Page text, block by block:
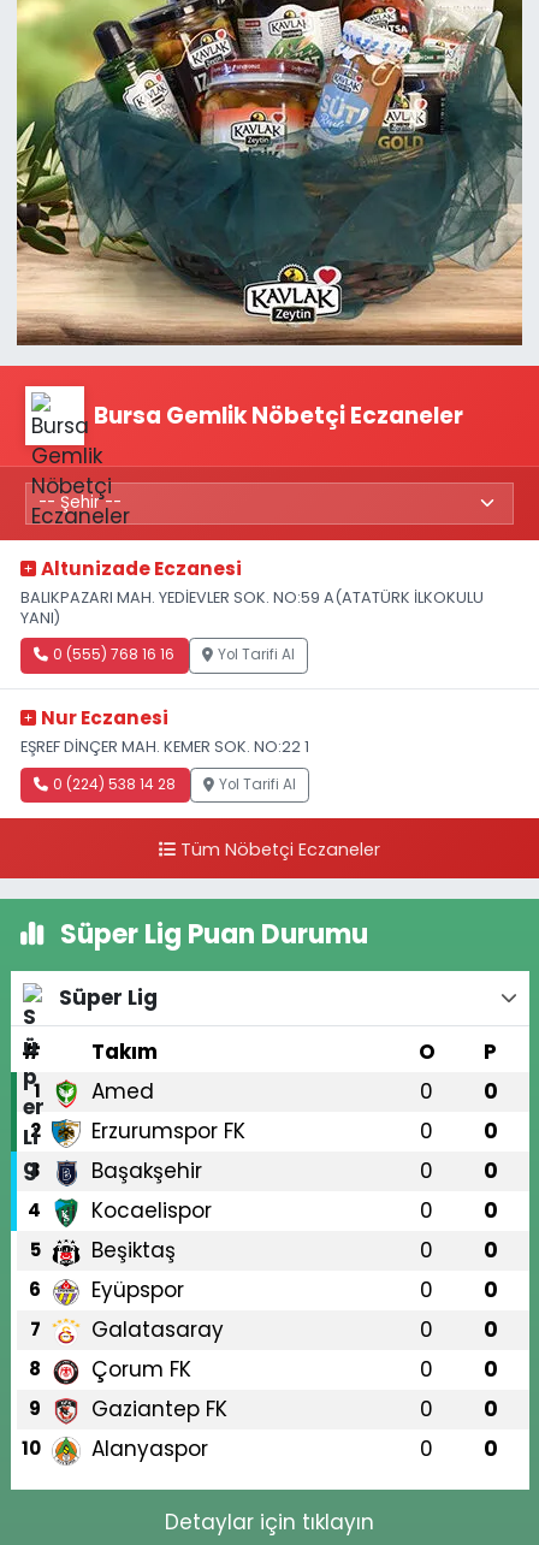
Bursa Gemlik Nöbetçi Eczaneler
Altunizade Eczanesi
BALIKPAZARI MAH. YEDİEVLER SOK. NO:59 A(ATATÜRK İLKOKULU
YANI)
0 (555) 768 16 16 Yol Tarifi Al
Nur Eczanesi
EŞREF DİNÇER MAH. KEMER SOK. NO:22 1
0 (224) 538 14 28 Yol Tarifi Al
Tüm Nöbetçi Eczaneler
Süper Lig Puan Durumu
Süper Lig
#
Takım O P
1 Amed 0 0
2 Erzurumspor FK 0 0
3 Başakşehir 0 0
4 Kocaelispor 0 0
5 Beşiktaş 0 0
6 Eyüpspor 0 0
7 Galatasaray 0 0
8 Çorum FK 0 0
9 Gaziantep FK 0 0
10 Alanyaspor 0 0
Detaylar için tıklayın